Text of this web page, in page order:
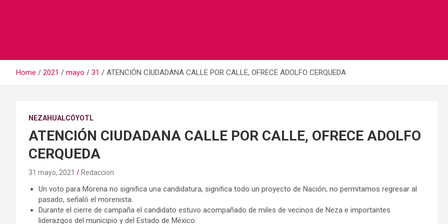
Home 2021 mayo 31 ATENCIÓN CIUDADANA CALLE POR CALLE, OFRECE ADOLFO CERQUEDA
NEZAHUALCÓYOTL
ATENCIÓN CIUDADANA CALLE POR CALLE, OFRECE ADOLFO
CERQUEDA
31 mayo, 2021 Redaccion
Un voto para Morena no significa una candidatura, significa todo un proyecto de Nación, no permitamos regresar al
pasado, señaló el morenista.
Durante el cierre de campaña el candidato estuvo acompañado de miles de vecinos de Neza e importantes
liderazgos del municipio y del Estado de México.